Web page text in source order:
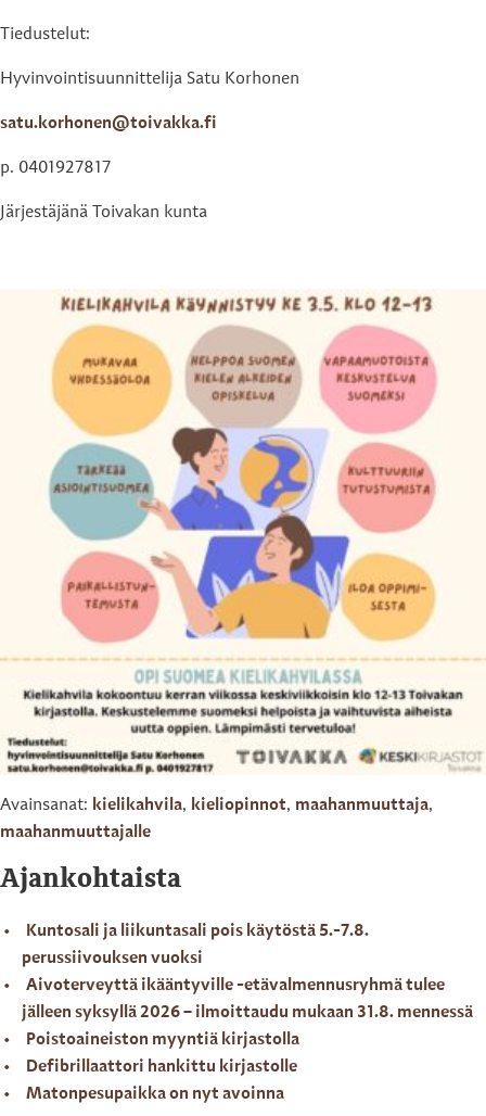
Tiedustelut:
Hyvinvointisuunnittelija Satu Korhonen
satu.korhonen@toivakka.fi
p. 0401927817
Järjestäjänä Toivakan kunta
Avainsanat: kielikahvila, kieliopinnot, maahanmuuttaja,
maahanmuuttajalle
Ajankohtaista
Kuntosali ja liikuntasali pois käytöstä 5.-7.8.
perussiivouksen vuoksi
Aivoterveyttä ikääntyville -etävalmennusryhmä tulee
jälleen syksyllä 2026 – ilmoittaudu mukaan 31.8. mennessä
Poistoaineiston myyntiä kirjastolla
Defibrillaattori hankittu kirjastolle
Matonpesupaikka on nyt avoinna